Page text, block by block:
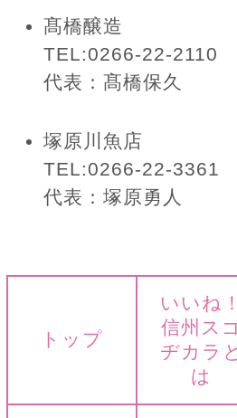
髙橋醸造
TEL:0266-22-2110
代表：髙橋保久
塚原川魚店
TEL:0266-22-3361
代表：塚原勇人
トップ
いいね！
信州ス
ヂカラと
は